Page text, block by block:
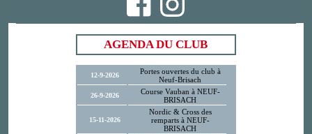
AGENDA DU CLUB
12-9-2026
Portes ouvertes du club à
Neuf-Brisach
26-9-2026
Course Vauban à NEUF-
BRISACH
15-11-2026
Nordic & Cross des
remparts à NEUF-
BRISACH